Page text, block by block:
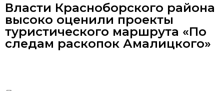
Власти Красноборского района
высоко оценили проекты
туристического маршрута «По
следам раскопок Амалицкого»